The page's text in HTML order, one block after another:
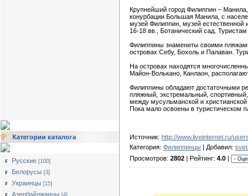
Категории каталога
Русские [100]
Белорусы [3]
Украинцы [15]
Азербайджанцы [4]
Крупнейший город Филиппин –
конурбации Большая Манила, с
музей Филиппин, музей естественной
16-18 вв., Ботанический сад.
Филиппины знамениты своими
островах Себу, Бохоль и Палаван.
На островах находятся
Майон-Волькано, Канлаон,
Филиппины обладают достаточными
пляжный, экстремальный,
между мусульманской и
Пока мало освоены в туристическом
Источник: http://www.liveinternet.ru/
Категория: Филиппинцы | Добавил:
Просмотров: 2802 | Рейтинг: 4.0